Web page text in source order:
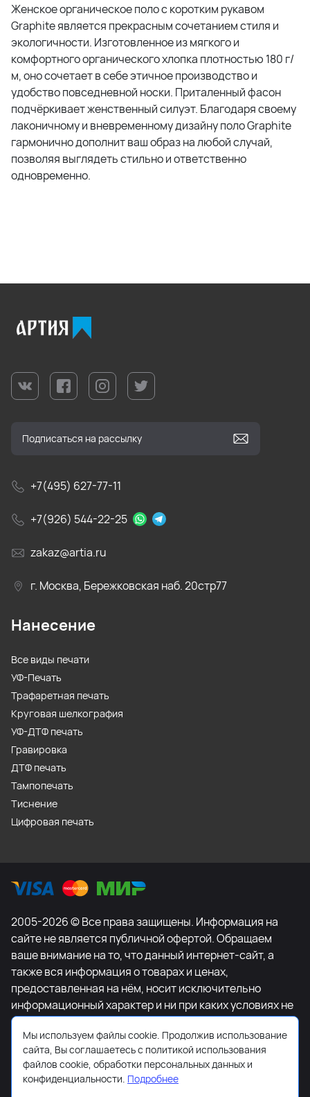
Женское органическое поло с коротким рукавом
Graphite является прекрасным сочетанием стиля и
экологичности. Изготовленное из мягкого и
комфортного органического хлопка плотностью 180 г/
м, оно сочетает в себе этичное производство и
удобство повседневной носки. Приталенный фасон
подчёркивает женственный силуэт. Благодаря своему
лаконичному и вневременному дизайну поло Graphite
гармонично дополнит ваш образ на любой случай,
позволяя выглядеть стильно и ответственно
одновременно.
+7(495) 627-77-11
+7(926) 544-22-25
zakaz@artia.ru
г. Москва, Бережковская наб. 20стр77
Нанесение
Все виды печати
УФ-Печать
Трафаретная печать
Круговая шелкография
УФ-ДТФ печать
Гравировка
ДТФ печать
Тампопечать
Тиснение
Цифровая печать
2005-2026 © Все права защищены. Информация на
сайте не является публичной офертой. Обращаем
ваше внимание на то, что данный интернет-сайт, а
также вся информация о товарах и ценах,
предоставленная на нём, носит исключительно
информационный характер и ни при каких условиях не
является публичной офертой, определяемой
положениями Статьи 437 Гражданского кодекса
Российской Федерации. Для получения подробной
информации о наличии и стоимости указанных
товаров и (или) услуг, пожалуйста, обращайтесь к
Мы используем файлы cookie. Продолжив использование
сайта, Вы соглашаетесь с политикой использования
файлов cookie, обработки персональных данных и
конфиденциальности. Подробнее